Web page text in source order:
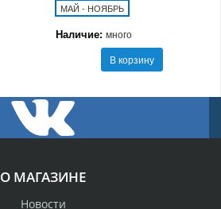
МАЙ - НОЯБРЬ
Наличие: много
В корзину
О МАГАЗИНЕ
Новости